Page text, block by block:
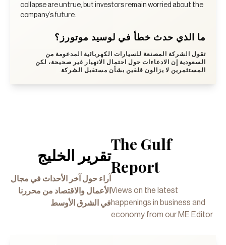
collapse are untrue, but investors remain worried about the
company’s future.
ما الذي حدث خطأ في لوسيد موتورز؟
تقول الشركة المصنعة للسيارات الكهربائية المدعومة من
السعودية إن الادعاءات حول احتمال الانهيار غير صحيحة، لكن
المستثمرين لا يزالون قلقين بشأن مستقبل الشركة.
تقرير الخليج
آراء حول آخر الأحداث في مجال
الأعمال والاقتصاد من محررنا
في الشرق الأوسط
The Gulf
Report
Views on the latest
happenings in business and
economy from our ME Editor